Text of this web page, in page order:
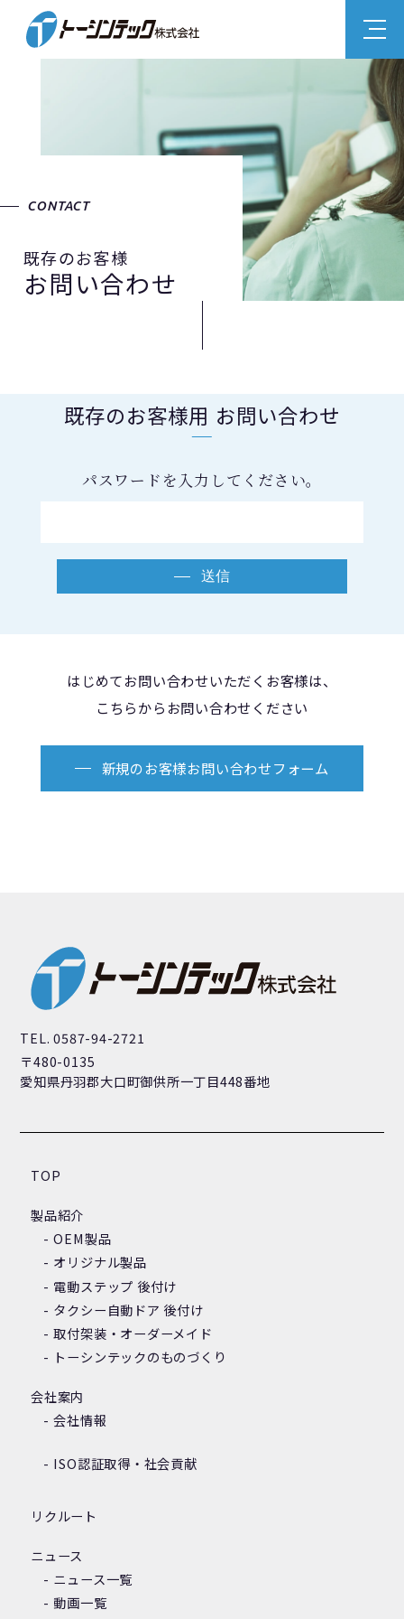
CONTACT
既存のお客様
お問い合わせ
既存のお客様用 お問い合わせ
パスワードを入力してください。
送信
はじめてお問い合わせいただくお客様は、
こちらからお問い合わせください
新規のお客様お問い合わせフォーム
TEL. 0587-94-2721
〒480-0135
愛知県丹羽郡大口町御供所一丁目448番地
TOP
製品紹介
OEM製品
オリジナル製品
電動ステップ 後付け
タクシー自動ドア 後付け
取付架装・オーダーメイド
トーシンテックのものづくり
会社案内
会社情報
ISO認証取得・社会貢献
リクルート
ニュース
ニュース一覧
動画一覧